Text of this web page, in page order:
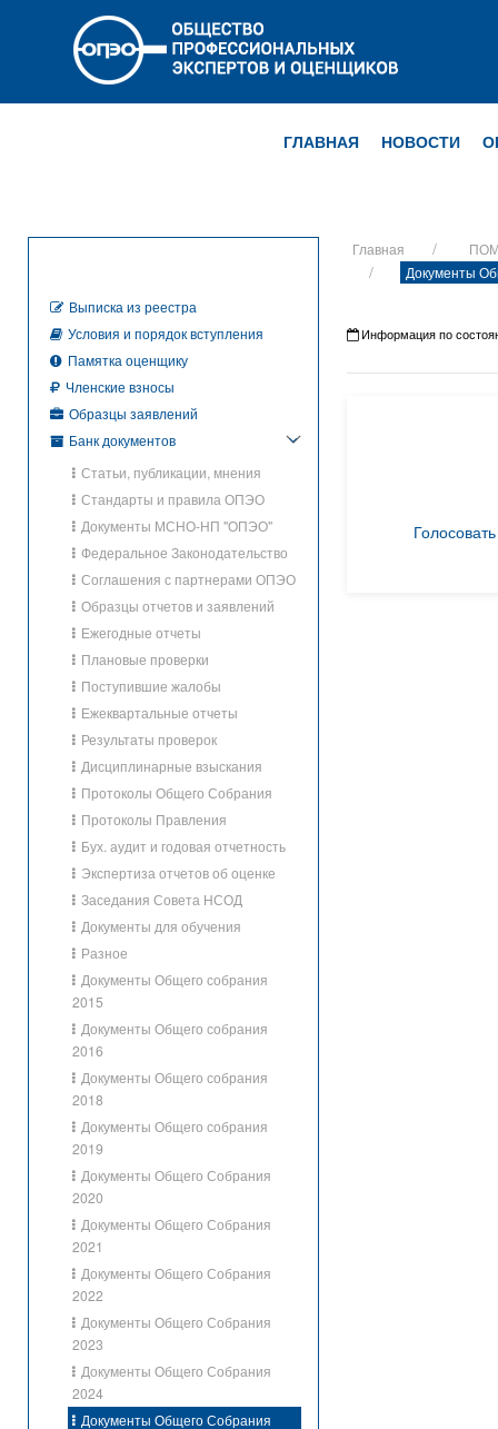
ГЛАВНАЯ НОВОСТИ
Главная
Документы
Информация по
Голосовать
Выписка из реестра
Условия и порядок вступления
Памятка оценщику
Членские взносы
Образцы заявлений
Банк документов
Статьи, публикации, мнения
Стандарты и правила ОПЭО
Документы МСНО-НП "ОПЭО"
Федеральное Законодательство
Соглашения с партнерами ОПЭО
Образцы отчетов и заявлений
Ежегодные отчеты
Плановые проверки
Поступившие жалобы
Ежеквартальные отчеты
Результаты проверок
Дисциплинарные взыскания
Протоколы Общего Собрания
Протоколы Правления
Бух. аудит и годовая отчетность
Экспертиза отчетов об оценке
Заседания Совета НСОД
Документы для обучения
Разное
Документы Общего собрания
2015
Документы Общего собрания
2016
Документы Общего собрания
2018
Документы Общего собрания
2019
Документы Общего Собрания
2020
Документы Общего Собрания
2021
Документы Общего Собрания
2022
Документы Общего Собрания
2023
Документы Общего Собрания
2024
Документы Общего Собрания